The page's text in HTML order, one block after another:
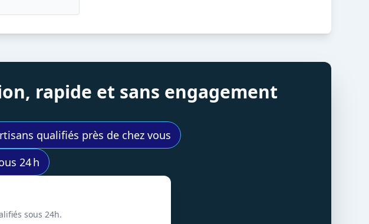
rapide et sans engagement
qualifiés près de chez vous
24 h
sous 24h.